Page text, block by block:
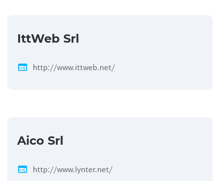
IttWeb Srl
web http://www.ittweb.net/
Aico Srl
web http://www.lynter.net/